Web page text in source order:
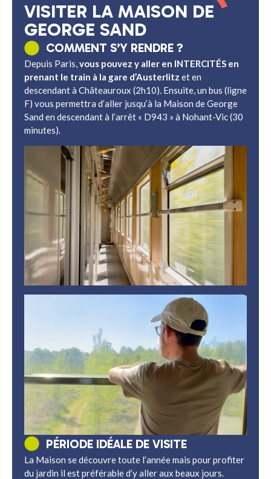
VISITER LA MAISON DE
GEORGE SAND
COMMENT S’Y RENDRE ?
Depuis Paris,vous pouvez y aller en INTERCITÉS en
prenant le train à la gare d’Austerlitz et en
descendant à Châteauroux (2h10). Ensuite, un bus (ligne
F) vous permettra d’aller jusqu’à la Maison de George
Sand en descendant à l’arrêt « D943 » à Nohant-Vic (30
minutes).
PÉRIODE IDÉALE DE VISITE
La Maison se découvre toute l’année mais pour profiter
du jardin il est préférable d’y aller aux beaux jours.